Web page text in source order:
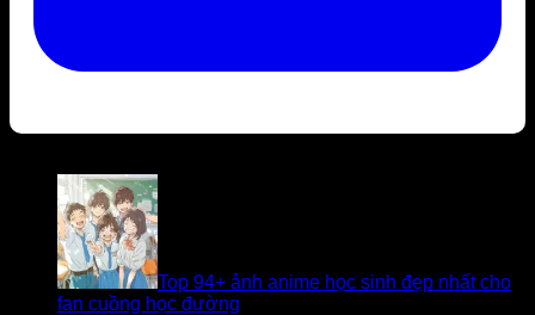
Top 94+ ảnh anime học sinh đẹp nhất cho
fan cuồng học đường